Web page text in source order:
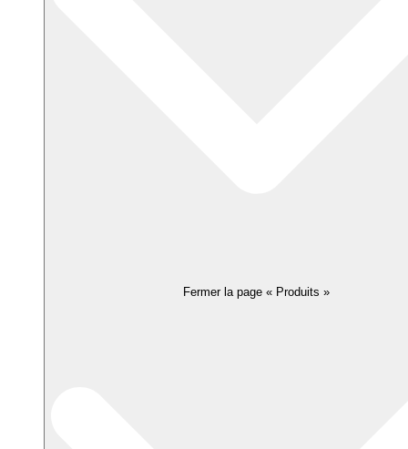
Fermer la page « Produits »